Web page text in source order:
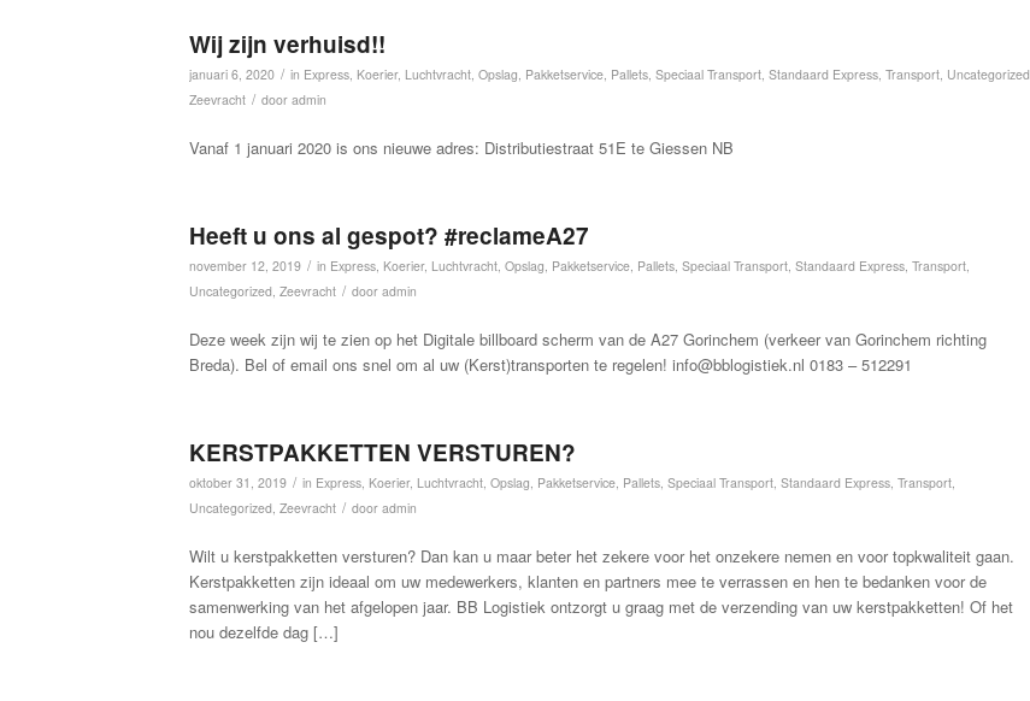
Wij zijn verhuisd!!
januari 6, 2020 / in Express Koerier, Luchtvracht Opslag Pakketservice Pallets Speciaal Transport Standaard Express Transport Uncategorized
Zeevracht / door admin
Vanaf 1 januari 2020 is ons nieuwe adres: Distributiestraat 51E te Giessen NB
Heeft u ons al gespot? #reclameA27
november 12, 2019 / in Express Koerier, Luchtvracht Opslag Pakketservice Pallets Speciaal Transport Standaard Express Transport
Uncategorized Zeevracht / door admin
Deze week zijn wij te zien op het Digitale billboard scherm van de A27 Gorinchem (verkeer van Gorinchem richting
Breda). Bel of email ons snel om al uw (Kerst)transporten te regelen! info@bblogistiek.nl 0183 – 512291
KERSTPAKKETTEN VERSTUREN?
oktober 31, 2019 / in Express Koerier, Luchtvracht Opslag Pakketservice Pallets Speciaal Transport Standaard Express Transport
Uncategorized Zeevracht / door admin
Wilt u kerstpakketten versturen? Dan kan u maar beter het zekere voor het onzekere nemen en voor topkwaliteit gaan.
Kerstpakketten zijn ideaal om uw medewerkers, klanten en partners mee te verrassen en hen te bedanken voor de
samenwerking van het afgelopen jaar. BB Logistiek ontzorgt u graag met de verzending van uw kerstpakketten! Of het
nou dezelfde dag […]